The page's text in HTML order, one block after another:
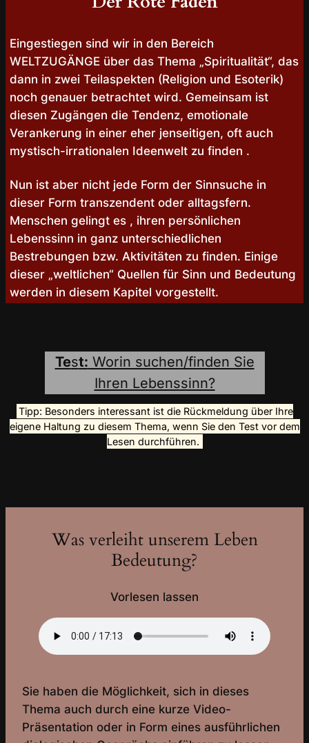
Eingestiegen sind wir in den Bereich
WELTZUGÄNGE über das Thema „Spiritualität“, das
dann in zwei Teilaspekten (Religion und Esoterik)
noch genauer betrachtet wird. Gemeinsam ist
diesen Zugängen die Tendenz, emotionale
Verankerung in einer eher jenseitigen, oft auch
mystisch-irrationalen Ideenwelt zu finden .
Nun ist aber nicht jede Form der Sinnsuche in
dieser Form transzendent oder alltagsfern.
Menschen gelingt es , ihren persönlichen
Lebenssinn in ganz unterschiedlichen
Bestrebungen bzw. Aktivitäten zu finden. Einige
dieser „weltlichen“ Quellen für Sinn und Bedeutung
werden in diesem Kapitel vorgestellt.
Test: Worin suchen/finden Sie
Ihren Lebenssinn?
Tipp: Besonders interessant ist die Rückmeldung über Ihre
eigene Haltung zu diesem Thema, wenn Sie den Test vor dem
Lesen durchführen.
Was verleiht unserem Leben
Bedeutung?
Vorlesen lassen
Sie haben die Möglichkeit, sich in dieses
Thema auch durch eine kurze Video-
Präsentation oder in Form eines ausführlichen